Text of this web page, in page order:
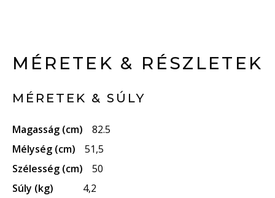
MÉRETEK & RÉSZLETEK
MÉRETEK & SÚLY
Magasság (cm)
82.5
Mélység (cm)
51,5
Szélesség (cm)
50
Súly (kg)
4,2